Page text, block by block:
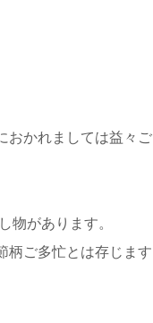
おかれましては益々ご
物があります。
柄ご多忙とは存じます